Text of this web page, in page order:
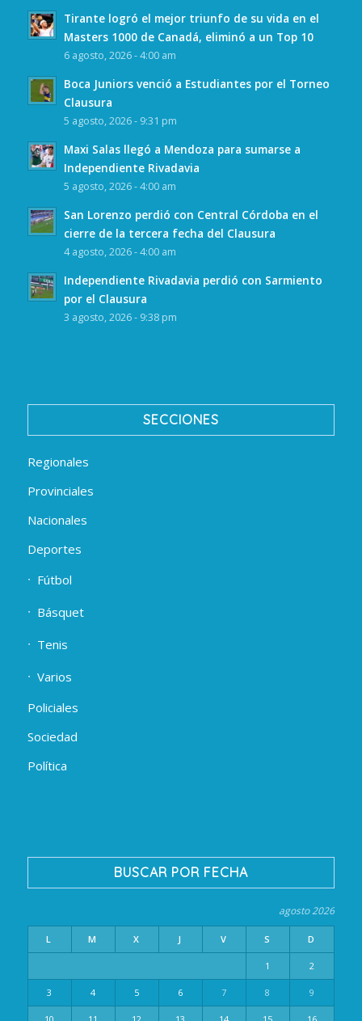
Tirante logró el mejor triunfo de su vida en el
Masters 1000 de Canadá, eliminó a un Top 10
6 agosto, 2026 - 4:00 am
Boca Juniors venció a Estudiantes por el Torneo
Clausura
5 agosto, 2026 - 9:31 pm
Maxi Salas llegó a Mendoza para sumarse a
Independiente Rivadavia
5 agosto, 2026 - 4:00 am
San Lorenzo perdió con Central Córdoba en el
cierre de la tercera fecha del Clausura
4 agosto, 2026 - 4:00 am
Independiente Rivadavia perdió con Sarmiento
por el Clausura
3 agosto, 2026 - 9:38 pm
SECCIONES
Regionales
Provinciales
Nacionales
Deportes
Fútbol
Básquet
Tenis
Varios
Policiales
Sociedad
Política
BUSCAR POR FECHA
agosto 2026
L M X J V S D
1 2
3 4 5 6 7 8 9